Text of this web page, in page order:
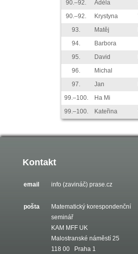
90.–92.
Adéla
90.–92.
Krystyna
93.
Matěj
94.
Barbora
95.
David
96.
Michal
97.
Jan
99.–100.
Ha Mi
99.–100.
Kateřina
Kontakt
email info (zavináč) prase.cz
pošta
Matematický korespondenční
seminář
KAM MFF UK
Malostranské náměstí 25
118 00 Praha 1